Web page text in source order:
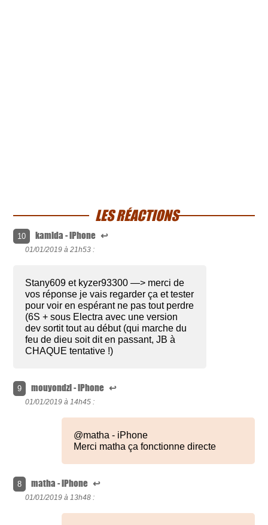
LES RÉACTIONS
10 kamida - iPhone ↩
01/01/2019 à 21h53 :
Stany609 et kyzer93300 —> merci de
vos réponse je vais regarder ça et tester
pour voir en espérant ne pas tout perdre
(6S + sous Electra avec une version
dev sortit tout au début (qui marche du
feu de dieu soit dit en passant, JB à
CHAQUE tentative !)
9 mouyondzi - iPhone ↩
01/01/2019 à 14h45 :
@matha - iPhone
Merci matha ça fonctionne directe
8 matha - iPhone ↩
01/01/2019 à 13h48 :